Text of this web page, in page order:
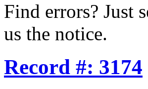
Find errors? Just
us the notice.
Record #: 3174